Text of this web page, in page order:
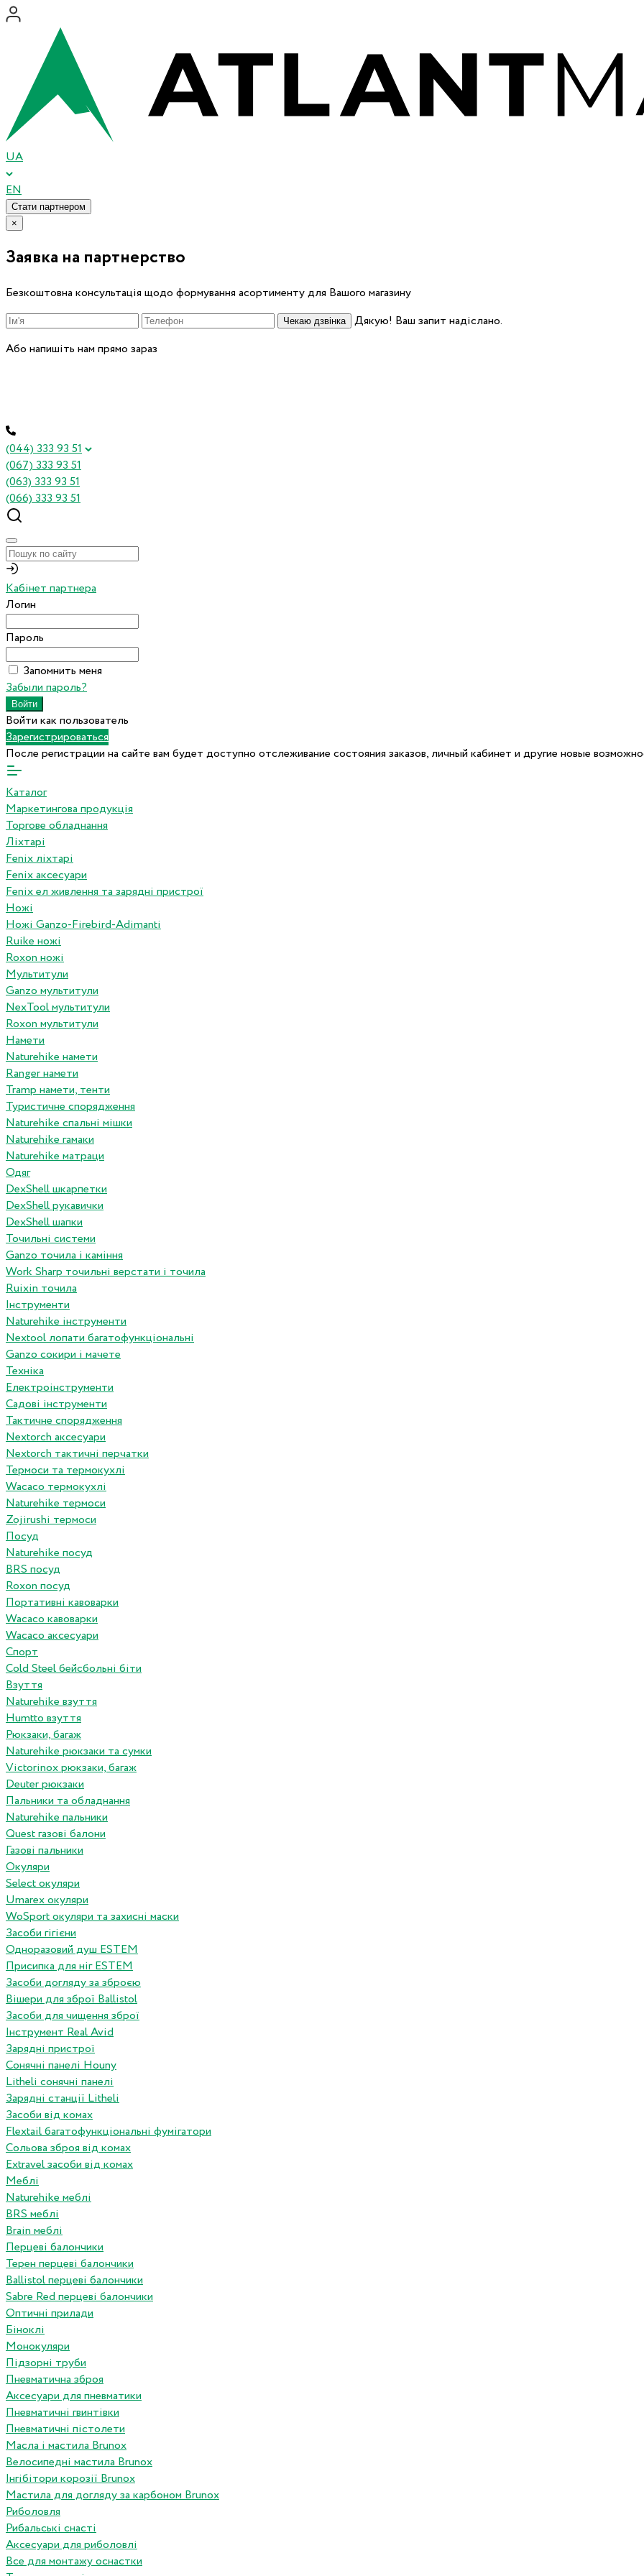
UA
EN
Стати партнером
×
Заявка на партнерство
Безкоштовна консультація щодо формування асортименту для Вашого магазину
Чекаю дзвінка
Дякую! Ваш запит надіслано.
Або напишіть нам прямо зараз
(044) 333 93 51
(067) 333 93 51
(063) 333 93 51
(066) 333 93 51
Кабінет партнера
Логин
Пароль
Запомнить меня
Забыли пароль?
Войти как пользователь
Зарегистрироваться
После регистрации на сайте вам будет доступно отслеживание состояния заказов, личный кабинет и другие новые
Каталог
Маркетингова продукція
Торгове обладнання
Ліхтарі
Fenix ліхтарі
Fenix аксесуари
Fenix ел живлення та зарядні пристрої
Ножі
Ножі Ganzo-Firebird-Adimanti
Ruike ножі
Roxon ножi
Мультитули
Ganzo мультитули
NexTool мультитули
Roxon мультитули
Намети
Naturehike намети
Ranger намети
Tramp намети, тенти
Туристичне спорядження
Naturehike спальні мішки
Naturehike гамаки
Naturehike матраци
Одяг
DexShell шкарпетки
DexShell рукавички
DexShell шапки
Точильні системи
Ganzo точила і каміння
Work Sharp точильні верстати і точила
Ruixin точила
Інструменти
Naturehike інструменти
Nextool лопати багатофункціональні
Ganzo сокири і мачете
Техніка
Електроінструменти
Садові інструменти
Тактичне спорядження
Nextorch аксесуари
Nextorch тактичні перчатки
Термоси та термокухлі
Wacaco термокухлі
Naturehike термоси
Zojirushi термоси
Посуд
Naturehike посуд
BRS посуд
Roxon посуд
Портативні кавоварки
Wacaco кавоварки
Wacaco аксесуари
Спорт
Cold Steel бейсбольні біти
Взуття
Naturehike взуття
Humtto взуття
Рюкзаки, багаж
Naturehike рюкзаки та сумки
Victorinox рюкзаки, багаж
Deuter рюкзаки
Пальники та обладнання
Naturehike пальники
Quest газові балони
Газові пальники
Окуляри
Select окуляри
Umarex окуляри
WoSport окуляри та захисні маски
Засоби гігієни
Одноразовий душ ESTEM
Присипка для ніг ESTEM
Засоби догляду за зброєю
Вішери для зброї Ballistol
Засоби для чищення зброї
Інструмент Real Avid
Зарядні пристрої
Сонячні панелі Houny
Litheli сонячні панелі
Зарядні станції Litheli
Засоби від комах
Flextail багатофункціональні фумігатори
Сольова зброя від комах
Extravel засоби від комах
Меблі
Naturehike меблі
BRS меблі
Brain меблі
Перцеві балончики
Терен перцеві балончики
Ballistol перцеві балончики
Sabre Red перцеві балончики
Оптичні прилади
Біноклі
Монокуляри
Підзорні труби
Пневматична зброя
Аксесуари для пневматики
Пневматичні гвинтівки
Пневматичні пістолети
Масла і мастила Brunox
Велосипедні мастила Brunox
Інгібітори корозії Brunox
Мастила для догляду за карбоном Brunox
Риболовля
Рибальські снасті
Аксесуари для риболовлі
Все для монтажу оснастки